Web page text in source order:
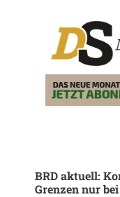
BRD aktuell:
Grenzen nur